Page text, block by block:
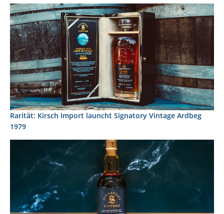
Rarität: Kirsch Import launcht Signatory Vintage Ardbeg
1979